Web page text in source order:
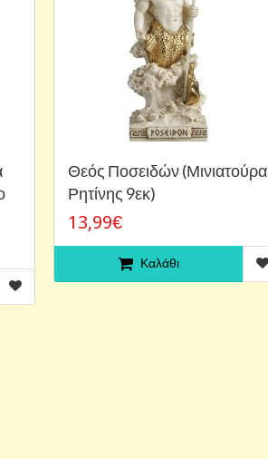
Θεός Ποσειδών (Μινιατούρα
Ρητίνης 9εκ)
13,99€
Καλάθι